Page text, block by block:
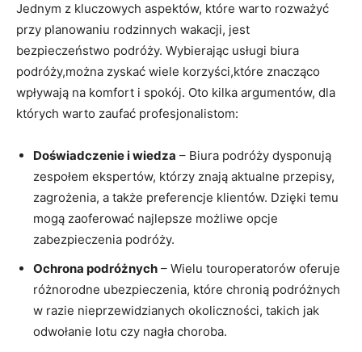
Jednym ⁢z kluczowych aspektów, które warto rozważyć
przy planowaniu rodzinnych wakacji, ⁣jest
bezpieczeństwo podróży.⁣ Wybierając usługi biura
podróży,można zyskać ​wiele⁤ korzyści,które ​znacząco
wpływają na komfort i ​spokój. Oto kilka ⁤argumentów, ‌dla
których warto ⁣zaufać profesjonalistom:
Doświadczenie i wiedza – Biura podróży dysponują
zespołem ekspertów, którzy znają aktualne przepisy,
zagrożenia, a także‍ preferencje klientów. Dzięki temu
⁢mogą zaoferować najlepsze możliwe opcje ​
zabezpieczenia podróży.
Ochrona podróżnych – Wielu touroperatorów oferuje
różnorodne ubezpieczenia, które chronią podróżnych⁣
w razie nieprzewidzianych ‌okoliczności, takich jak
odwołanie lotu czy⁢ nagła choroba.